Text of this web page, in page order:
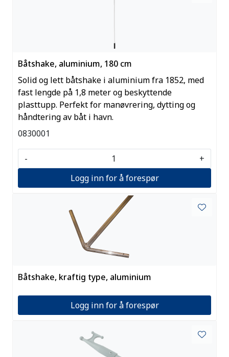
Båtshake, aluminium, 180 cm
Solid og lett båtshake i aluminium fra 1852, med
fast lengde på 1,8 meter og beskyttende
plasttupp. Perfekt for manøvrering, dytting og
håndtering av båt i havn.
0830001
-
+
Logg inn for å forespør
Båtshake, kraftig type, aluminium
Logg inn for å forespør